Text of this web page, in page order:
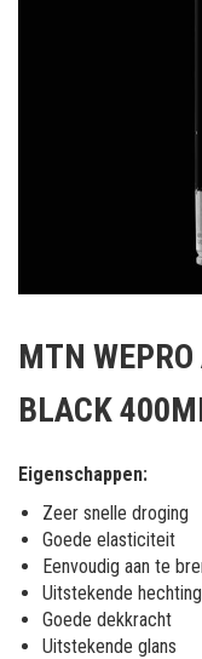
het
van
afbeeldingen-
gallerij
MTN
BLACK
Eigenschappen:
Zeer snelle droging
Goede elasticiteit
Eenvoudig aan te
Uitstekende hechting
Goede dekkracht
Uitstekende glans